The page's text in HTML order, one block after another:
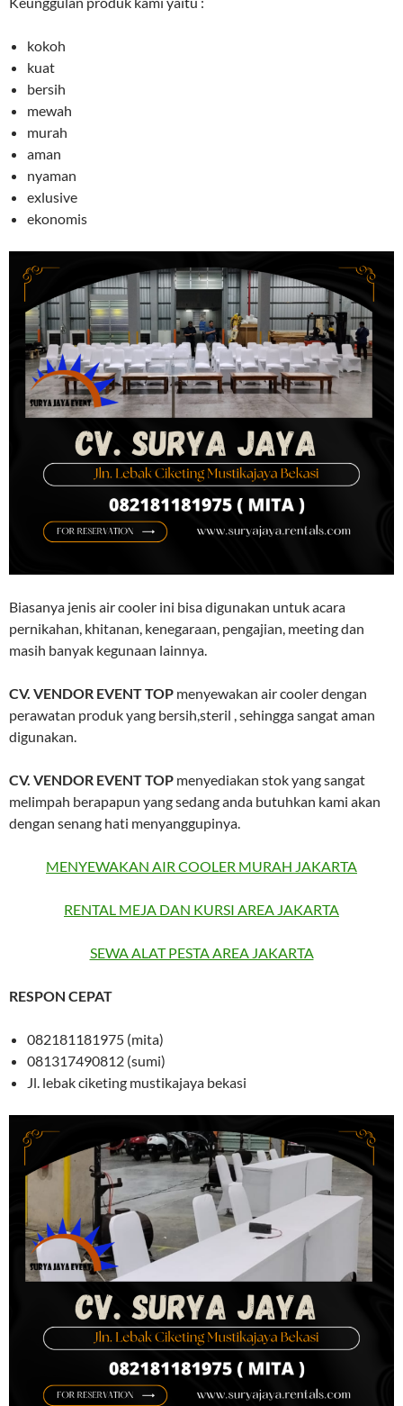
kokoh
kuat
bersih
mewah
murah
aman
nyaman
exlusive
ekonomis
Biasanya jenis air cooler ini bisa digunakan untuk acara
pernikahan, khitanan, kenegaraan, pengajian, meeting dan
masih banyak kegunaan lainnya.
CV. VENDOR EVENT TOP menyewakan air cooler dengan
perawatan produk yang bersih,steril , sehingga sangat aman
digunakan.
CV. VENDOR EVENT TOP menyediakan stok yang sangat
melimpah berapapun yang sedang anda butuhkan kami akan
dengan senang hati menyanggupinya.
MENYEWAKAN AIR COOLER MURAH JAKARTA
RENTAL MEJA DAN KURSI AREA JAKARTA
SEWA ALAT PESTA AREA JAKARTA
RESPON CEPAT
082181181975 (mita)
081317490812 (sumi)
Jl. lebak ciketing mustikajaya bekasi